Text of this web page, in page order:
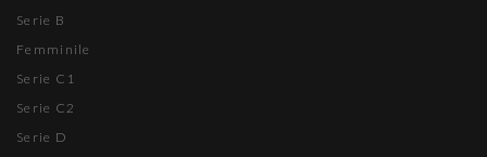
Serie B
Femminile
Serie C1
Serie C2
Serie D